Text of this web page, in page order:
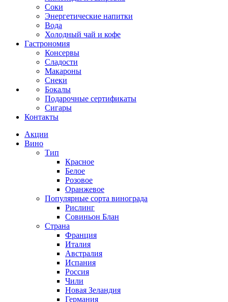
Соки
Энергетические напитки
Вода
Холодный чай и кофе
Гастрономия
Консервы
Сладости
Макароны
Снеки
Бокалы
Подарочные сертификаты
Сигары
Контакты
Акции
Вино
Тип
Красное
Белое
Розовое
Оранжевое
Популярные сорта винограда
Рислинг
Совиньон Блан
Страна
Франция
Италия
Австралия
Испания
Россия
Чили
Новая Зеландия
Германия